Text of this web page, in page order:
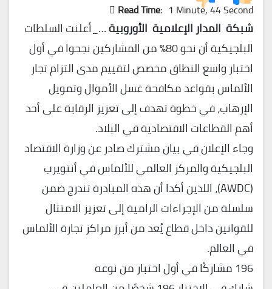
Read Time: 1 Minute, 44 Second
شبكة المدار الإعلامية الأوروبية…_أعلنت السلطات
البلجيكية أن نحو 80% من المشاركين نجحوا في أول
اختبار واسع النطاق مخصص لتقييم مدى التزام تجار
الألماس بقواعد مكافحة غسل الأموال وتمويل
الإرهاب، في خطوة تهدف إلى تعزيز الرقابة على أحد
أهم القطاعات الاقتصادية في البلاد.
وجاء الإعلان في بيان مشترك صادر عن وزارة الاقتصاد
البلجيكية والمركز العالمي للألماس في أنتويرب
(AWDC)، اللذين أكدا أن هذه المبادرة تندرج ضمن
سلسلة من الإجراءات الرامية إلى تعزيز الامتثال
للقوانين داخل قطاع يُعد من أبرز مراكز تجارة الألماس
في العالم.
196 مشاركًا في أول اختبار من نوعه